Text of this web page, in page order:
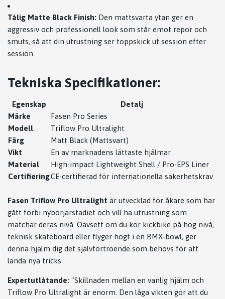
Tålig Matte Black Finish: Den mattsvarta ytan ger en
aggressiv och professionell look som står emot repor och
smuts, så att din utrustning ser toppskick ut session efter
session.
Tekniska Specifikationer:
Egenskap
Detalj
Märke
Fasen Pro Series
Modell
Triflow Pro Ultralight
Färg
Matt Black (Mattsvart)
Vikt
En av marknadens lättaste hjälmar
Material
High-impact Lightweight Shell / Pro-EPS Liner
CertifieringCE-certifierad för internationella säkerhetskrav
Fasen Triflow Pro Ultralight är utvecklad för åkare som har
gått förbi nybörjarstadiet och vill ha utrustning som
matchar deras nivå. Oavsett om du kör kickbike på hög nivå,
teknisk skateboard eller flyger högt i en BMX-bowl, ger
denna hjälm dig det självförtroende som behövs för att
landa nya tricks.
Expertutlåtande: "Skillnaden mellan en vanlig hjälm och
Triflow Pro Ultralight är enorm. Den låga vikten gör att du